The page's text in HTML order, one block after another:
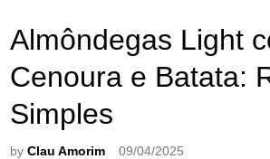
Almôndegas Light
Cenoura e Batata:
Simples
byClau Amorim 09/04/2025